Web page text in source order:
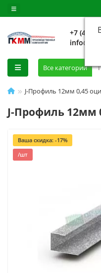
+7 (499)
Все категории
J-Профиль 12мм 0,45
J-Профиль 12мм
Ваша скидка: -17%
/шт